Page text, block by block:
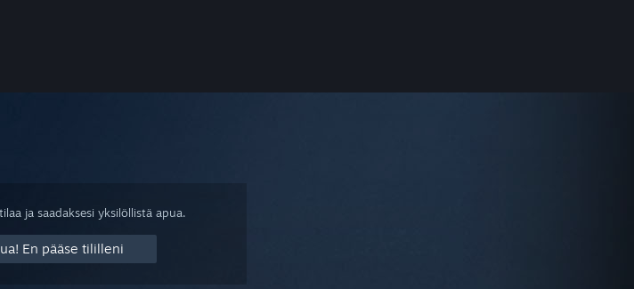
ja saadaksesi yksilöllistä apua.
En pääse tililleni